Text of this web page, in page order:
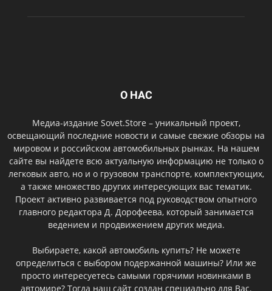
О НАС
Медиа-издание Sovet.Store – уникальный проект,
освещающий последние новости и самые свежие обзоры на
мировом и российском автомобильных рынках. На нашем
сайте вы найдете всю актуальную информацию не только о
легковых авто, но и о грузовом транспорте, комплектующих,
а также множество других интересующих вас тематик.
Проект активно развивается под руководством опытного
главного редактора Д. Дорофеева, который занимается
ведением и продвижением других медиа.
Выбираете, какой автомобиль купить? Не можете
определиться с выбором подержанной машины? Или же
просто интересуетесь самыми горячими новинками в
автомире? Тогда наш сайт создан специально для Вас.